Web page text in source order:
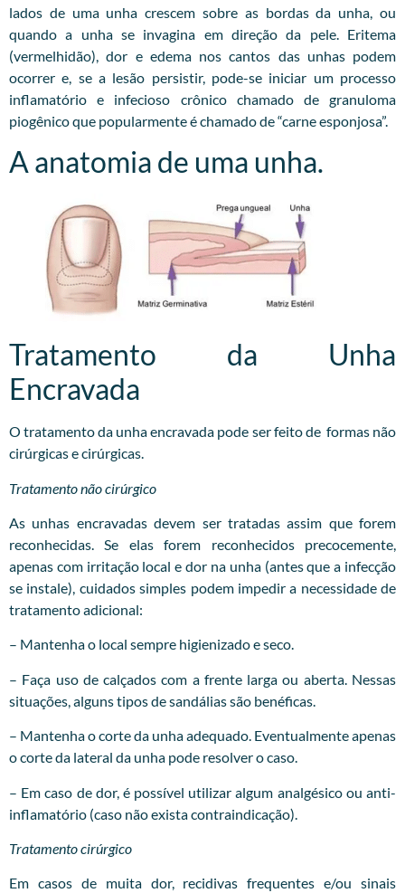
lados de uma unha crescem sobre as bordas da unha, ou
quando a unha se invagina em direção da pele. Eritema
(vermelhidão), dor e edema nos cantos das unhas podem
ocorrer e, se a lesão persistir, pode-se iniciar um processo
inflamatório e infecioso crônico chamado de granuloma
piogênico que popularmente é chamado de “carne esponjosa”.
A anatomia de uma unha.
Tratamento da Unha
Encravada
O tratamento da unha encravada pode ser feito de formas não
cirúrgicas e cirúrgicas.
Tratamento não cirúrgico
As unhas encravadas devem ser tratadas assim que forem
reconhecidas. Se elas forem reconhecidos precocemente,
apenas com irritação local e dor na unha (antes que a infecção
se instale), cuidados simples podem impedir a necessidade de
tratamento adicional:
– Mantenha o local sempre higienizado e seco.
– Faça uso de calçados com a frente larga ou aberta. Nessas
situações, alguns tipos de sandálias são benéficas.
– Mantenha o corte da unha adequado. Eventualmente apenas
o corte da lateral da unha pode resolver o caso.
– Em caso de dor, é possível utilizar algum analgésico ou anti-
inflamatório (caso não exista contraindicação).
Tratamento cirúrgico
Em casos de muita dor, recidivas frequentes e/ou sinais